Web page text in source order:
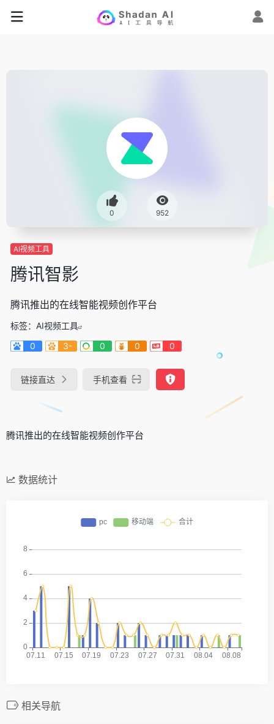
0 952
AI视频工具
腾讯智影
腾讯推出的在线智能视频创作平台
标签： AI视频工具
0
3- 0 0 0
链接直达 手机查看
腾讯推出的在线智能视频创作平台
数据统计
相关导航